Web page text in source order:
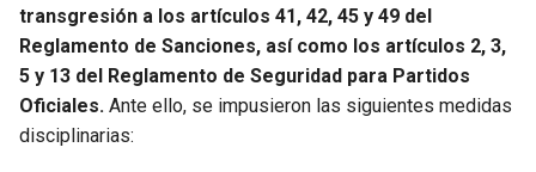
transgresión a los artículos 41, 42, 45 y 49 del
Reglamento de Sanciones, así como los artículos 2, 3,
5 y 13 del Reglamento de Seguridad para Partidos
Oficiales. Ante ello, se impusieron las siguientes medidas
disciplinarias: